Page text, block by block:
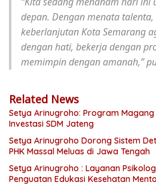
depan. Dengan menata
keberlanjutan Kota Semarang
dengan hati, bekerja dengan
memimpin dengan amanah,”
Related News
Setya Arinugroho: Program
Investasi SDM Jateng
Setya Arinugroho Dorong Sistem
PHK Massal Meluas di Jawa Tengah
Setya Arinugroho : Layanan
Penguatan Edukasi Kesehatan